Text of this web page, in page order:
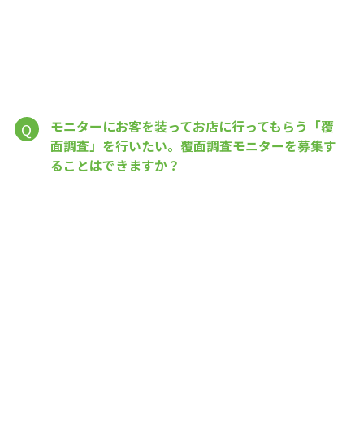
Q
モニターにお客を装ってお店に行ってもらう「覆
面調査」を行いたい。覆面調査モニターを募集す
ることはできますか？